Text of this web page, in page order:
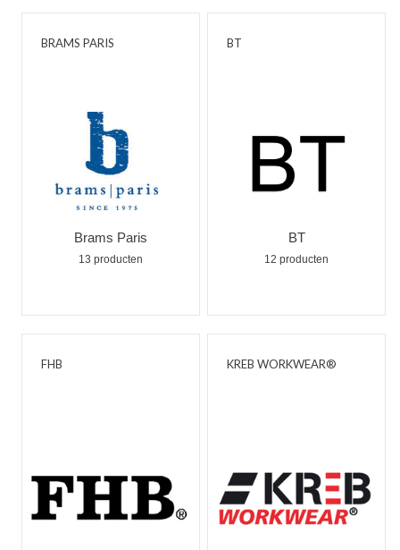
BRAMS PARIS
Brams Paris
13 producten
BT
BT
12 producten
FHB KREB WORKWEAR®